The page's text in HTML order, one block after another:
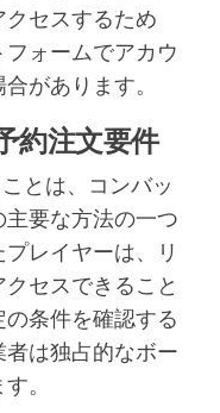
セスするため
ォームでアカウ
があります。
約注文要件
ことは、コンバッ
主要な方法の一つ
レイヤーは、リ
セスできること
条件を確認する
は独占的なボー
。